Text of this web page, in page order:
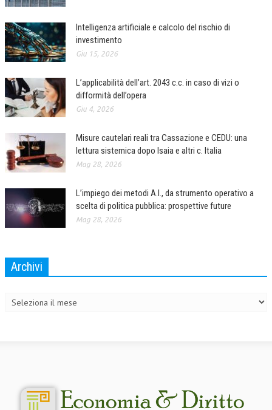
Intelligenza artificiale e calcolo del rischio di
investimento
Giu 15, 2026
L’applicabilità dell’art. 2043 c.c. in caso di vizi o
difformità dell’opera
Giu 4, 2026
Misure cautelari reali tra Cassazione e CEDU: una
lettura sistemica dopo Isaia e altri c. Italia
Mag 28, 2026
L’impiego dei metodi A.I., da strumento operativo a
scelta di politica pubblica: prospettive future
Mag 28, 2026
Archivi